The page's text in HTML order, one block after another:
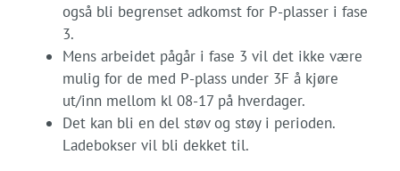
også bli begrenset adkomst for P-plasser i fase
3.
Mens arbeidet pågår i fase 3 vil det ikke være
mulig for de med P-plass under 3F å kjøre
ut/inn mellom kl 08-17 på hverdager.
Det kan bli en del støv og støy i perioden.
Ladebokser vil bli dekket til.